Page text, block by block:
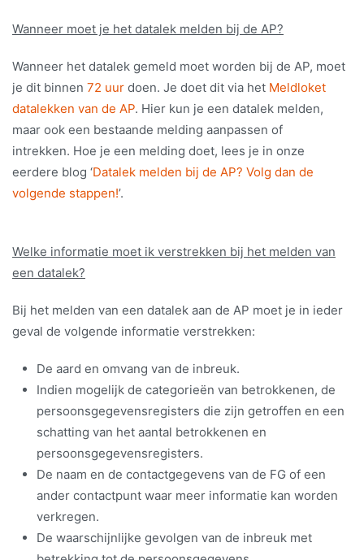
Wanneer moet je het datalek melden bij de AP?
Wanneer het datalek gemeld moet worden bij de AP, moet
je dit binnen 72 uur doen. Je doet dit via het Meldloket
datalekken van de AP. Hier kun je een datalek melden,
maar ook een bestaande melding aanpassen of
intrekken. Hoe je een melding doet, lees je in onze
eerdere blog ‘Datalek melden bij de AP? Volg dan de
volgende stappen!’.
Welke informatie moet ik verstrekken bij het melden van
een datalek?
Bij het melden van een datalek aan de AP moet je in ieder
geval de volgende informatie verstrekken:
De aard en omvang van de inbreuk.
Indien mogelijk de categorieën van betrokkenen, de
persoonsgegevensregisters die zijn getroffen en een
schatting van het aantal betrokkenen en
persoonsgegevensregisters.
De naam en de contactgegevens van de FG of een
ander contactpunt waar meer informatie kan worden
verkregen.
De waarschijnlijke gevolgen van de inbreuk met